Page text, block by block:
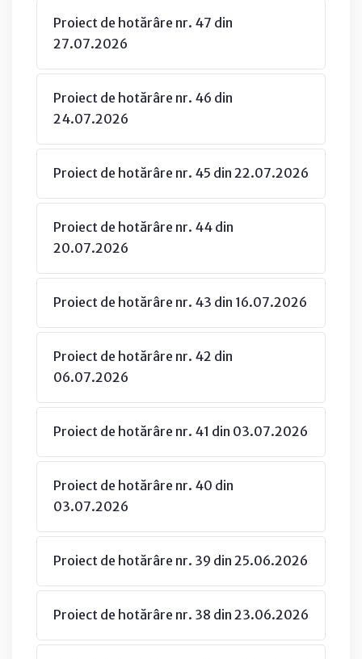
Proiect de hotărâre nr. 47 din
27.07.2026
Proiect de hotărâre nr. 46 din
24.07.2026
Proiect de hotărâre nr. 45 din 22.07.2026
Proiect de hotărâre nr. 44 din
20.07.2026
Proiect de hotărâre nr. 43 din 16.07.2026
Proiect de hotărâre nr. 42 din
06.07.2026
Proiect de hotărâre nr. 41 din 03.07.2026
Proiect de hotărâre nr. 40 din
03.07.2026
Proiect de hotărâre nr. 39 din 25.06.2026
Proiect de hotărâre nr. 38 din 23.06.2026